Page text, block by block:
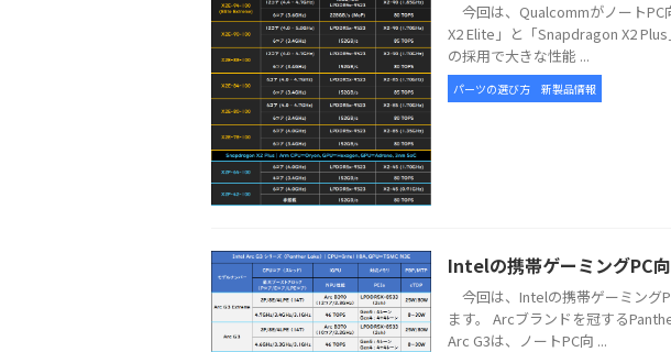
今回は、QualcommがノートPC
X2 Elite」と「Snapdragon X2
の採用で大きな性能 ...
パーツの選び方 新製品情報
Intelの携帯ゲーミングPC向
今回は、Intelの携帯ゲーミング
ます。 Arcブランドを冠する
Arc G3は、ノートPC向 ...